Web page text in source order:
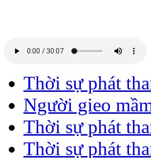
Thời sự phát
Người gieo
Thời sự phát
Thời sự phát